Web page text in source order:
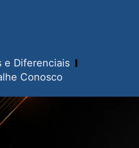
e Diferenciais
Conosco